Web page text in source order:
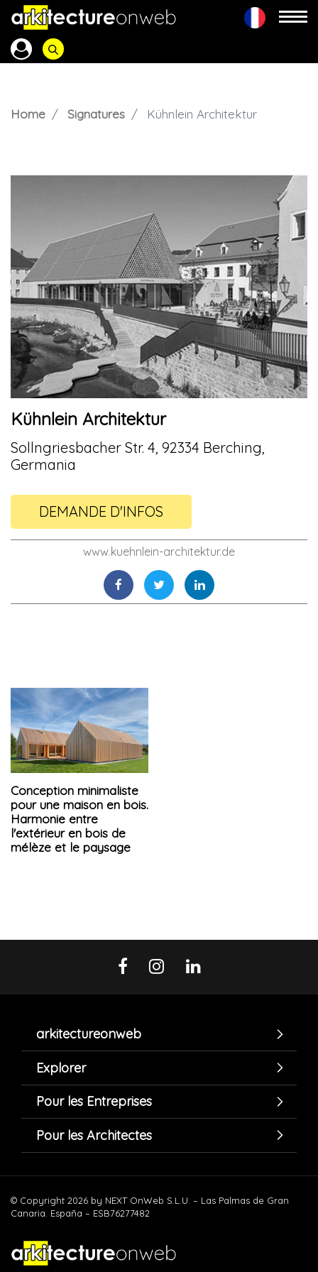
Home Signatures Kühnlein Architektur
Kühnlein Architektur
Sollngriesbacher Str. 4, 92334 Berching,
Germania
DEMANDE D'INFOS
www.kuehnlein-architektur.de
Conception minimaliste
pour une maison en bois.
Harmonie entre
l'extérieur en bois de
mélèze et le paysage
arkitectureonweb
Explorer
Pour les Entreprises
Pour les Architectes
© Copyright 2026 by NEXT OnWeb S.L.U. – Las Palmas de Gran
Canaria. España – ESB76277482